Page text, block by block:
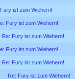
ist zum Wiehern!
Fury ist zum Wiehern!
Re: Fury ist zum Wiehern!
Fury ist zum Wiehern!
Re: Fury ist zum Wiehern!
Re: Fury ist zum Wiehern!